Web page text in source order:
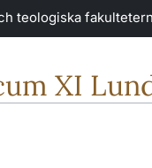
teologiska
XI